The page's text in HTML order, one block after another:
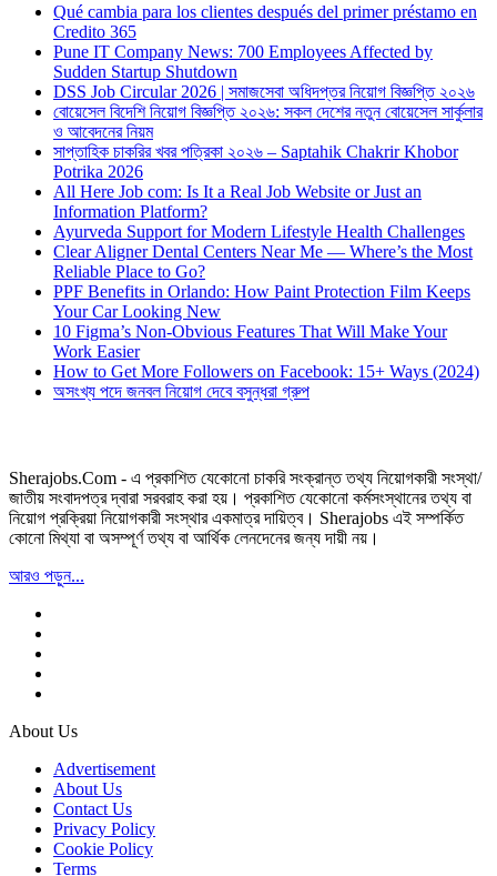
Qué cambia para los clientes después del primer préstamo en
Credito 365
Pune IT Company News: 700 Employees Affected by
Sudden Startup Shutdown
DSS Job Circular 2026 | সমাজসেবা অধিদপ্তর নিয়োগ বিজ্ঞপ্তি ২০২৬
বোয়েসেল বিদেশি নিয়োগ বিজ্ঞপ্তি ২০২৬: সকল দেশের নতুন বোয়েসেল সার্কুলার
ও আবেদনের নিয়ম
সাপ্তাহিক চাকরির খবর পত্রিকা ২০২৬ – Saptahik Chakrir Khobor
Potrika 2026
All Here Job com: Is It a Real Job Website or Just an
Information Platform?
Ayurveda Support for Modern Lifestyle Health Challenges
Clear Aligner Dental Centers Near Me — Where’s the Most
Reliable Place to Go?
PPF Benefits in Orlando: How Paint Protection Film Keeps
Your Car Looking New
10 Figma’s Non-Obvious Features That Will Make Your
Work Easier
How to Get More Followers on Facebook: 15+ Ways (2024)
অসংখ্য পদে জনবল নিয়োগ দেবে বসুন্ধরা গ্রুপ
Sherajobs.Com - এ প্রকাশিত যেকোনো চাকরি সংক্রান্ত তথ্য নিয়োগকারী সংস্থা/
জাতীয় সংবাদপত্র দ্বারা সরবরাহ করা হয়। প্রকাশিত যেকোনো কর্মসংস্থানের তথ্য বা
নিয়োগ প্রক্রিয়া নিয়োগকারী সংস্থার একমাত্র দায়িত্ব। Sherajobs এই সম্পর্কিত
কোনো মিথ্যা বা অসম্পূর্ণ তথ্য বা আর্থিক লেনদেনের জন্য দায়ী নয়।
আরও পড়ুন...
About Us
Advertisement
About Us
Contact Us
Privacy Policy
Cookie Policy
Terms